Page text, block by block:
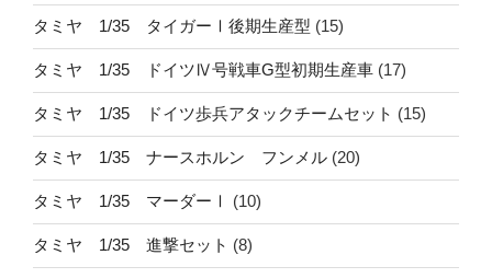
タミヤ 1/35 タイガーⅠ後期生産型 (15)
タミヤ 1/35 ドイツⅣ号戦車G型初期生産車 (17)
タミヤ 1/35 ドイツ歩兵アタックチームセット (15)
タミヤ 1/35 ナースホルン フンメル (20)
タミヤ 1/35 マーダーⅠ (10)
タミヤ 1/35 進撃セット (8)